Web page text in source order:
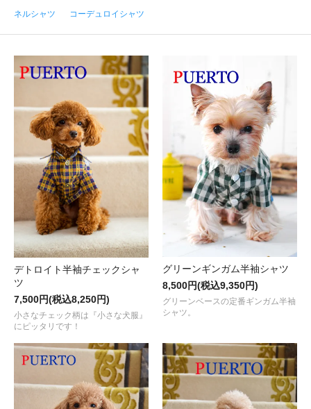
ネルシャツ
コーデュロイシャツ
デトロイト半袖チェックシャ
ツ
7,500円(税込8,250円)
小さなチェック柄は『小さな犬服』
にピッタリです！
グリーンギンガム半袖シャツ
8,500円(税込9,350円)
グリーンベースの定番ギンガム半袖
シャツ。